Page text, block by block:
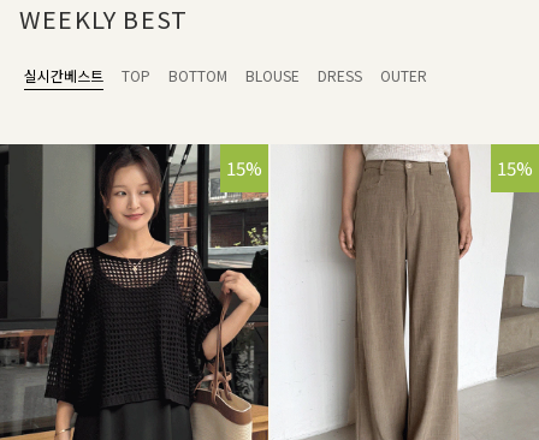
WEEKLY BEST
실시간베스트 TOP BOTTOM BLOUSE DRESS OUTER
15% 15%